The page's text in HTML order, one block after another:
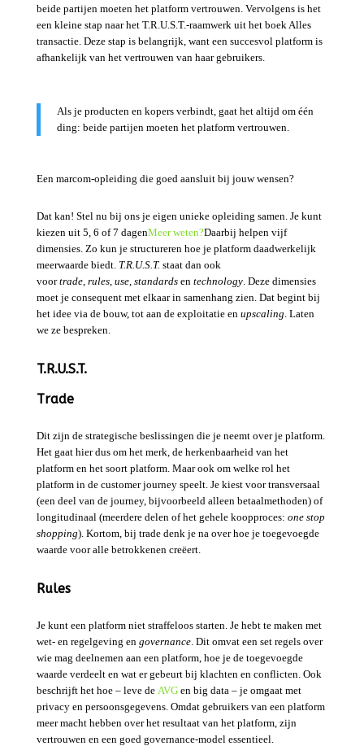
beide partijen moeten het platform vertrouwen. Vervolgens is het
een kleine stap naar het T.R.U.S.T.-raamwerk uit het boek Alles
transactie. Deze stap is belangrijk, want een succesvol platform is
afhankelijk van het vertrouwen van haar gebruikers.
Als je producten en kopers verbindt, gaat het altijd om één
ding: beide partijen moeten het platform vertrouwen.
Een marcom-opleiding die goed aansluit bij jouw wensen?
Dat kan! Stel nu bij ons je eigen unieke opleiding samen. Je kunt
kiezen uit 5, 6 of 7 dagenMeer weten?Daarbij helpen vijf
dimensies. Zo kun je structureren hoe je platform daadwerkelijk
meerwaarde biedt. T.R.U.S.T. staat dan ook
voortrade, rules, use, standardsen technology. Deze dimensies
moet je consequent met elkaar in samenhang zien. Dat begint bij
het idee via de bouw, tot aan de exploitatie en upscaling. Laten
we ze bespreken.
T.R.U.S.T.
Trade
Dit zijn de strategische beslissingen die je neemt over je platform.
Het gaat hier dus om het merk, de herkenbaarheid van het
platform en het soort platform. Maar ook om welke rol het
platform in de customer journey speelt. Je kiest voor transversaal
(een deel van de journey, bijvoorbeeld alleen betaalmethoden) of
longitudinaal (meerdere delen of het gehele koopproces: one stop
shopping). Kortom, bij trade denk je na over hoe je toegevoegde
waarde voor alle betrokkenen creëert.
Rules
Je kunt een platform niet straffeloos starten. Je hebt te maken met
wet- en regelgeving en governance. Dit omvat een set regels over
wie mag deelnemen aan een platform, hoe je de toegevoegde
waarde verdeelt en wat er gebeurt bij klachten en conflicten. Ook
beschrijft het hoe – leve de AVGen big data – je omgaat met
privacy en persoonsgegevens. Omdat gebruikers van een platform
meer macht hebben over het resultaat van het platform, zijn
vertrouwen en een goed governance-model essentieel.